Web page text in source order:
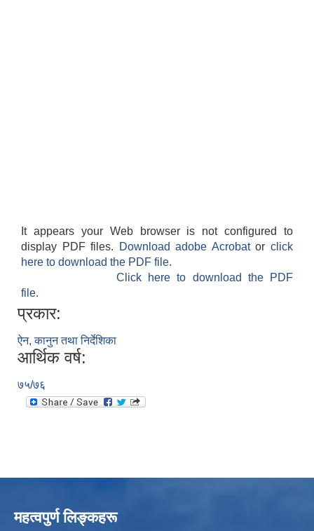
It appears your Web browser is not configured to
display PDF files.
Download adobe Acrobatorclick
here to download the PDF file.
Click here to download the PDF
file.
प्रकार:
ऐन, कानुन तथा निर्देशिका
आर्थिक वर्ष:
७५/७६
महत्वपुर्ण लिङ्कहरू